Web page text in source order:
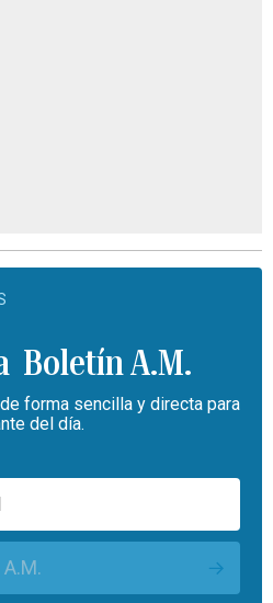
Boletín A.M.
forma sencilla y directa para
del día.